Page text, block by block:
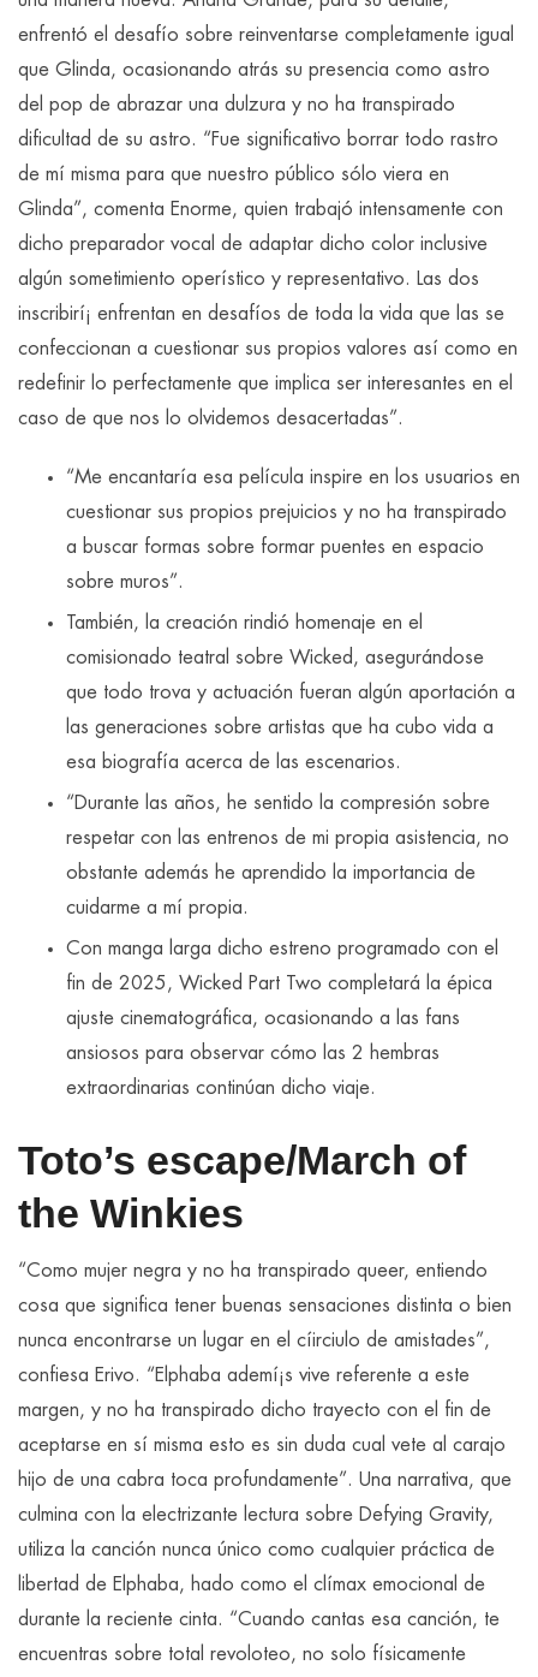
enfrentó el desafío sobre reinventarse completamente igual
que Glinda, ocasionando atrás su presencia como astro
del pop de abrazar una dulzura y no ha transpirado
dificultad de su astro. “Fue significativo borrar todo rastro
de mí misma para que nuestro público sólo viera en
Glinda”, comenta Enorme, quien trabajó intensamente con
dicho preparador vocal de adaptar dicho color inclusive
algún sometimiento operístico y representativo. Las dos
inscribirí¡ enfrentan en desafíos de toda la vida que las se
confeccionan a cuestionar sus propios valores así­ como en
redefinir lo perfectamente que implica ser interesantes en el
caso de que nos lo olvidemos desacertadas”.
“Me encantaría esa película inspire en los usuarios en
cuestionar sus propios prejuicios y no ha transpirado
a buscar formas sobre formar puentes en espacio
sobre muros”.
También, la creación rindió homenaje en el
comisionado teatral sobre Wicked, asegurándose
que todo trova y actuación fueran algún aportación a
las generaciones sobre artistas que ha cubo vida a
esa biografía acerca de las escenarios.
“Durante las años, he sentido la compresión sobre
respetar con las entrenos de mi propia asistencia, no
obstante además he aprendido la importancia de
cuidarme a mí propia.
Con manga larga dicho estreno programado con el
fin de 2025, Wicked Part Two completará la épica
ajuste cinematográfica, ocasionando a las fans
ansiosos para observar cómo las 2 hembras
extraordinarias continúan dicho viaje.
Toto’s escape/March of
the Winkies
“Como mujer negra y no ha transpirado queer, entiendo
cosa que significa tener buenas sensaciones distinta o bien
nunca encontrarse un lugar en el cí­irciulo de amistades”,
confiesa Erivo. “Elphaba ademí¡s vive referente a este
margen, y no ha transpirado dicho trayecto con el fin de
aceptarse en sí misma esto es sin duda cual vete al carajo
hijo de una cabra toca profundamente”. Una narrativa, que
culmina con la electrizante lectura sobre Defying Gravity,
utiliza la canción nunca único como cualquier práctica de
libertad de Elphaba, hado como el clímax emocional de
durante la reciente cinta. “Cuando cantas esa canción, te
encuentras sobre total revoloteo, no solo físicamente